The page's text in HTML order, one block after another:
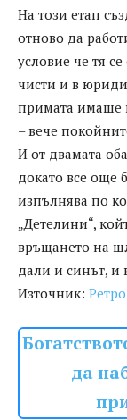
На този етап
отново да
условие че тя
чисти и в
примата имаше
– вече
И от двамата
докато все още
изпълнява по
„Детелини“,
връщането на
дали и синът, и
Източник: Ретро
да